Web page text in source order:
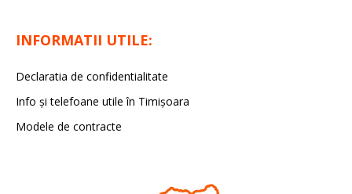
INFORMATII UTILE:
Declaratia de confidentialitate
Info și telefoane utile în Timișoara
Modele de contracte